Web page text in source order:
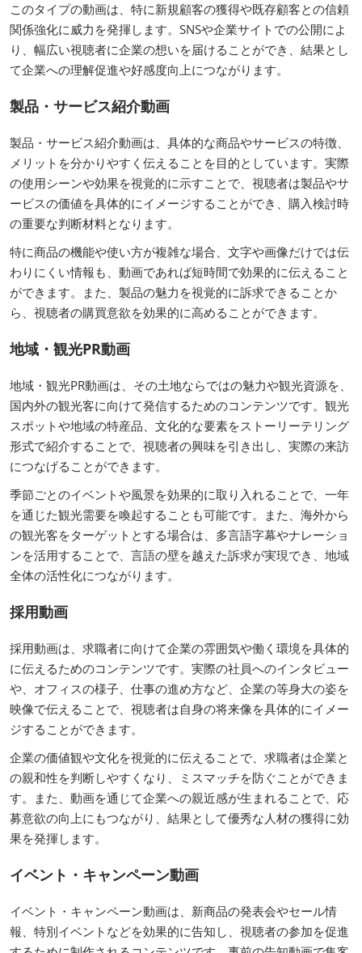
このタイプの動画は、特に新規顧客の獲得や既存顧客との信頼
関係強化に威力を発揮します。SNSや企業サイトでの公開によ
り、幅広い視聴者に企業の想いを届けることができ、結果とし
て企業への理解促進や好感度向上につながります。
製品・サービス紹介動画
製品・サービス紹介動画は、具体的な商品やサービスの特徴、
メリットを分かりやすく伝えることを目的としています。実際
の使用シーンや効果を視覚的に示すことで、視聴者は製品やサ
ービスの価値を具体的にイメージすることができ、購入検討時
の重要な判断材料となります。
特に商品の機能や使い方が複雑な場合、文字や画像だけでは伝
わりにくい情報も、動画であれば短時間で効果的に伝えること
ができます。また、製品の魅力を視覚的に訴求できることか
ら、視聴者の購買意欲を効果的に高めることができます。
地域・観光PR動画
地域・観光PR動画は、その土地ならではの魅力や観光資源を、
国内外の観光客に向けて発信するためのコンテンツです。観光
スポットや地域の特産品、文化的な要素をストーリーテリング
形式で紹介することで、視聴者の興味を引き出し、実際の来訪
につなげることができます。
季節ごとのイベントや風景を効果的に取り入れることで、一年
を通じた観光需要を喚起することも可能です。また、海外から
の観光客をターゲットとする場合は、多言語字幕やナレーショ
ンを活用することで、言語の壁を越えた訴求が実現でき、地域
全体の活性化につながります。
採用動画
採用動画は、求職者に向けて企業の雰囲気や働く環境を具体的
に伝えるためのコンテンツです。実際の社員へのインタビュー
や、オフィスの様子、仕事の進め方など、企業の等身大の姿を
映像で伝えることで、視聴者は自身の将来像を具体的にイメー
ジすることができます。
企業の価値観や文化を視覚的に伝えることで、求職者は企業と
の親和性を判断しやすくなり、ミスマッチを防ぐことができま
す。また、動画を通じて企業への親近感が生まれることで、応
募意欲の向上にもつながり、結果として優秀な人材の獲得に効
果を発揮します。
イベント・キャンペーン動画
イベント・キャンペーン動画は、新商品の発表会やセール情
報、特別イベントなどを効果的に告知し、視聴者の参加を促進